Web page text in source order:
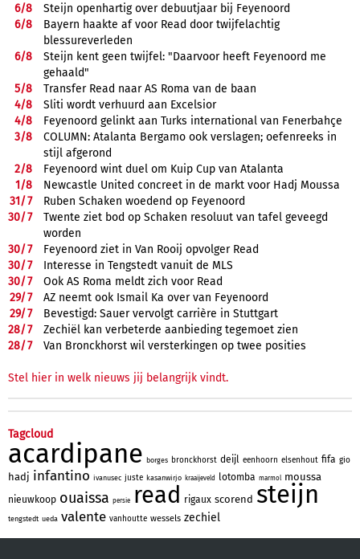
6/8
Steijn openhartig over debuutjaar bij Feyenoord
6/8
Bayern haakte af voor Read door twijfelachtig
blessureverleden
6/8
Steijn kent geen twijfel: "Daarvoor heeft Feyenoord me
gehaald"
5/8
Transfer Read naar AS Roma van de baan
4/8
Sliti wordt verhuurd aan Excelsior
4/8
Feyenoord gelinkt aan Turks international van Fenerbahçe
3/8
COLUMN: Atalanta Bergamo ook verslagen; oefenreeks in
stijl afgerond
2/8
Feyenoord wint duel om Kuip Cup van Atalanta
1/8
Newcastle United concreet in de markt voor Hadj Moussa
31/7
Ruben Schaken woedend op Feyenoord
30/7
Twente ziet bod op Schaken resoluut van tafel geveegd
worden
30/7
Feyenoord ziet in Van Rooij opvolger Read
30/7
Interesse in Tengstedt vanuit de MLS
30/7
Ook AS Roma meldt zich voor Read
29/7
AZ neemt ook Ismail Ka over van Feyenoord
29/7
Bevestigd: Sauer vervolgt carrière in Stuttgart
28/7
Zechiël kan verbeterde aanbieding tegemoet zien
28/7 Van Bronckhorst wil versterkingen op twee posities
Stel hier in welk nieuws jij belangrijk vindt.
Tagcloud
acardipane borges bronckhorst deijl eenhoorn elsenhout fifa gio
hadj infantino ivanusec juste kasanwirjo kraaijeveld lotomba marmol moussa
nieuwkoop ouaissa persie read rigaux scorend steijn
tengstedt ueda valente vanhoutte wessels zechiel